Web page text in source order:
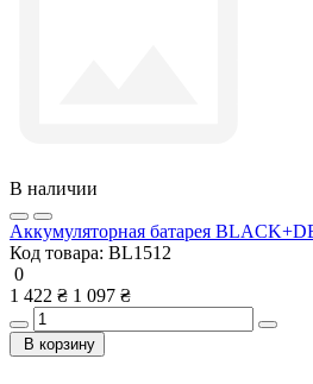
В наличии
Аккумуляторная батарея
Код товара: BL1512
0
1 422 ₴ 1 097 ₴
В корзину